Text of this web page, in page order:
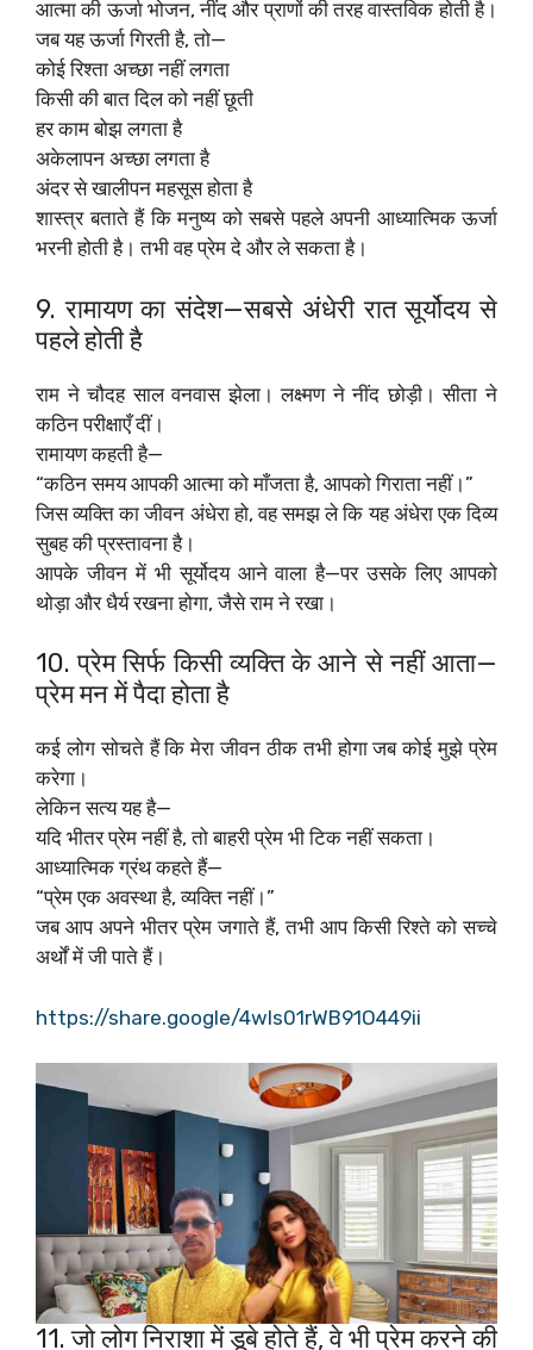
आत्मा की ऊर्जा भोजन, नींद और प्राणों की तरह वास्तविक होती है।
जब यह ऊर्जा गिरती है, तो—
कोई रिश्ता अच्छा नहीं लगता
किसी की बात दिल को नहीं छूती
हर काम बोझ लगता है
अकेलापन अच्छा लगता है
अंदर से खालीपन महसूस होता है
शास्त्र बताते हैं कि मनुष्य को सबसे पहले अपनी आध्यात्मिक ऊर्जा
भरनी होती है। तभी वह प्रेम दे और ले सकता है।
9. रामायण का संदेश—सबसे अंधेरी रात सूर्योदय से
पहले होती है
राम ने चौदह साल वनवास झेला। लक्ष्मण ने नींद छोड़ी। सीता ने
कठिन परीक्षाएँ दीं।
रामायण कहती है—
“कठिन समय आपकी आत्मा को माँजता है, आपको गिराता नहीं।”
जिस व्यक्ति का जीवन अंधेरा हो, वह समझ ले कि यह अंधेरा एक दिव्य
सुबह की प्रस्तावना है।
आपके जीवन में भी सूर्योदय आने वाला है—पर उसके लिए आपको
थोड़ा और धैर्य रखना होगा, जैसे राम ने रखा।
10. प्रेम सिर्फ किसी व्यक्ति के आने से नहीं आता—
प्रेम मन में पैदा होता है
कई लोग सोचते हैं कि मेरा जीवन ठीक तभी होगा जब कोई मुझे प्रेम
करेगा।
लेकिन सत्य यह है—
यदि भीतर प्रेम नहीं है, तो बाहरी प्रेम भी टिक नहीं सकता।
आध्यात्मिक ग्रंथ कहते हैं—
“प्रेम एक अवस्था है, व्यक्ति नहीं।”
जब आप अपने भीतर प्रेम जगाते हैं, तभी आप किसी रिश्ते को सच्चे
अर्थों में जी पाते हैं।
https://share.google/4wls01rWB91O449ii
11. जो लोग निराशा में डूबे होते हैं, वे भी प्रेम करने की